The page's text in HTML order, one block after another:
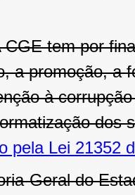
CGE tem por
a promoção, a
à
dos
pela Lei 21352
Geral do